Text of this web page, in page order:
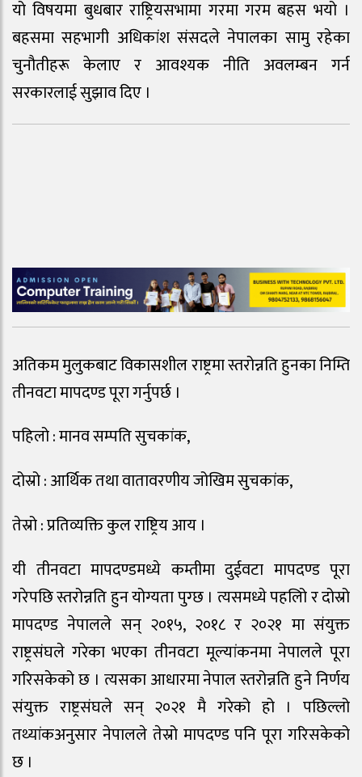
यो विषयमा बुधबार राष्ट्रियसभामा गरमा गरम बहस भयो ।
बहसमा सहभागी अधिकांश संसदले नेपालका सामु रहेका
चुनौतीहरू केलाए र आवश्यक नीति अवलम्बन गर्न
सरकारलाई सुझाव दिए ।
अतिकम मुलुकबाट विकासशील राष्ट्रमा स्तरोन्नति हुनका निम्ति
तीनवटा मापदण्ड पूरा गर्नुपर्छ ।
पहिलो : मानव सम्पति सुचकांक,
दोस्रो : आर्थिक तथा वातावरणीय जोखिम सुचकांक,
तेस्रो : प्रतिव्यक्ति कुल राष्ट्रिय आय ।
यी तीनवटा मापदण्डमध्ये कम्तीमा दुईवटा मापदण्ड पूरा
गरेपछि स्तरोन्नति हुन योग्यता पुग्छ । त्यसमध्ये पहलिो र दोस्रो
मापदण्ड नेपालले सन् २०१५, २०१८ र २०२१ मा संयुक्त
राष्ट्रसंघले गरेका भएका तीनवटा मूल्यांकनमा नेपालले पूरा
गरिसकेको छ । त्यसका आधारमा नेपाल स्तरोन्नति हुने निर्णय
संयुक्त राष्ट्रसंघले सन् २०२१ मै गरेको हो । पछिल्लो
तथ्यांकअनुसार नेपालले तेस्रो मापदण्ड पनि पूरा गरिसकेको
छ ।